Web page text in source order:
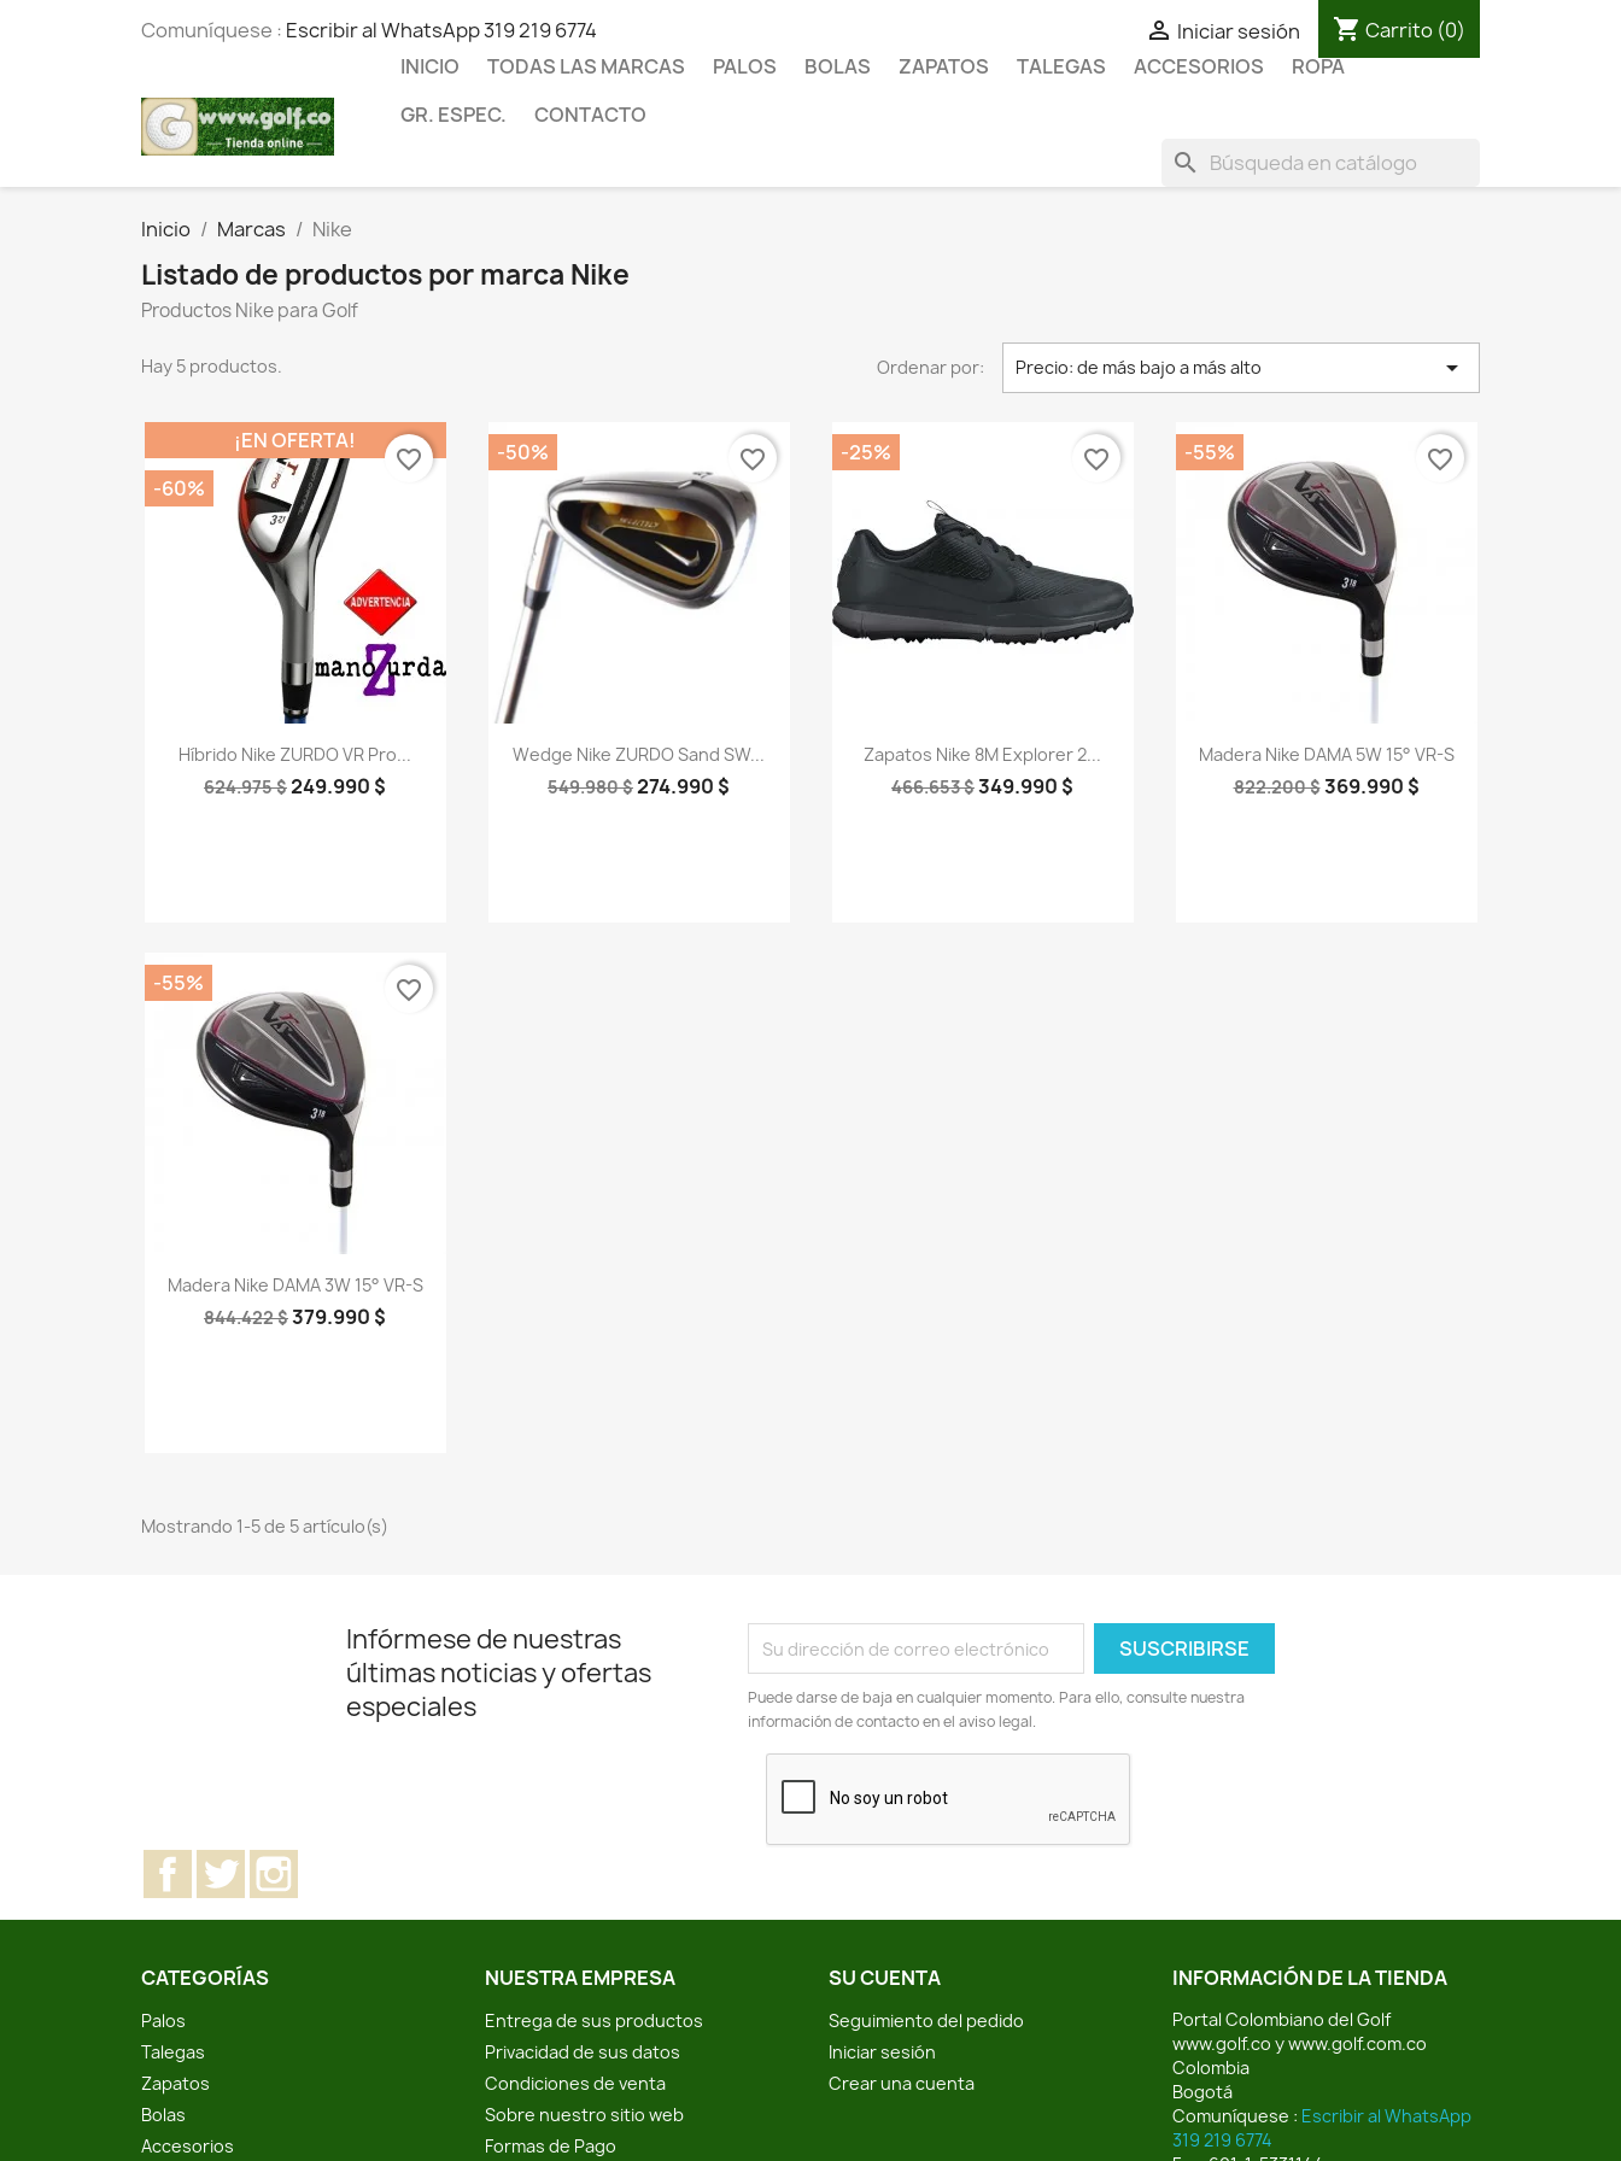
Comuníquese : Escribir al WhatsApp 319 219 6774  Iniciar sesión shopping_cart Carrito (0)
INICIO
TODAS LAS MARCAS PALOS BOLAS ZAPATOS TALEGAS ACCESORIOS
ROPA
GR. ESPEC.
CONTACTO
search
Inicio Marcas Nike
Listado de productos por marca Nike
Productos Nike para Golf
Hay 5 productos. Ordenar por: Precio: de más bajo a más alto 
Vista rápida
Híbrido Nike ZURDO VR Pro...
624.975 $249.990 $
¡EN OFERTA!
-60%
favorite_border
Vista rápida
Wedge Nike ZURDO Sand SW...
549.980 $274.990 $
-50% favorite_border
Vista rápida
Zapatos Nike 8M Explorer 2...
466.653 $349.990 $
-25% favorite_border
Vista rápida
Madera Nike DAMA 5W 15° VR-S
822.200 $369.990 $
-55% favorite_border
Vista rápida
Madera Nike DAMA 3W 15° VR-S
844.422 $379.990 $
-55% favorite_border
Mostrando 1-5 de 5 artículo(s)
Infórmese de nuestras
últimas noticias y ofertas
especiales
Puede darse de baja en cualquier momento. Para ello, consulte nuestra
información de contacto en el aviso legal.
Facebook
Twitter
CATEGORÍAS
Palos
Talegas
Zapatos
Bolas
Accesorios
NUESTRA EMPRESA
Entrega de sus productos
Privacidad de sus datos
Condiciones de venta
Sobre nuestro sitio web
Formas de Pago
SU CUENTA
Seguimiento del pedido
Iniciar sesión
Crear una cuenta
INFORMACIÓN DE LA TIENDA
Portal Colombiano del Golf
www.golf.co y www.golf.com.co
Colombia
Bogotá
Comuníquese : Escribir al WhatsApp
319 219 6774